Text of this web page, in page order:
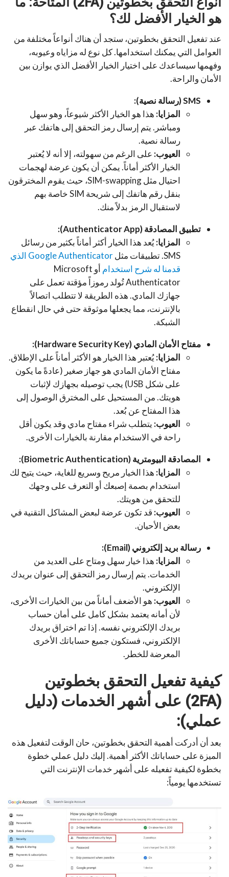
هو الخيار الأفضل لك؟
عند تفعيل التحقق بخطوتين، ستجد أن هناك أنواعاً مختلفة من
العوامل التي يمكنك استخدامها. كل نوع له مزاياه وعيوبه،
وفهمها سيساعدك على اختيار الخيار الأفضل الذي يوازن بين
الأمان والراحة.
SMS (رسالة نصية):
المزايا: هذا هو الخيار الأكثر شيوعاً، وهو سهل
ومباشر. يتم إرسال رمز التحقق إلى هاتفك عبر
رسالة نصية.
العيوب: على الرغم من سهولته، إلا أنه لا يُعتبر
الخيار الأكثر أماناً. يمكن أن يكون عرضة لهجمات
احتيال مثل SIM-swapping، حيث يقوم المخترقون
بنقل رقم هاتفك إلى شريحة SIM خاصة بهم
لاستقبال الرمز بدلاً منك.
تطبيق المصادقة (Authenticator App):
المزايا:يُعد هذا الخيار أكثر أماناً بكثير من رسائل
SMS. تطبيقات مثل
Google Authenticator الذي
قدمنا له شرح استخدام
أو Microsoft
Authenticator تُولد رموزاً مؤقتة تعمل على
جهازك المادي. هذه الطريقة لا تتطلب اتصالاً
بالإنترنت، مما يجعلها موثوقة حتى في حال انقطاع
الشبكة.
مفتاح الأمان المادي (Hardware Security Key):
المزايا:يُعتبر هذا الخيار هو الأكثر أماناً على الإطلاق.
مفتاح الأمان المادي هو جهاز صغير (عادةً ما يكون
على شكل USB) يجب توصيله بجهازك لإثبات
هويتك. من المستحيل على المخترق الوصول إلى
هذا المفتاح عن بُعد.
العيوب: يتطلب شراء مفتاح مادي وقد يكون أقل
راحة في الاستخدام مقارنة بالخيارات الأخرى.
المصادقة البيومترية (Biometric Authentication):
المزايا: هذا الخيار مريح وسريع للغاية، حيث يتيح لك
استخدام بصمة إصبعك أو التعرف على وجهك
للتحقق من هويتك.
العيوب: قد تكون عرضة لبعض المشاكل التقنية في
بعض الأحيان.
رسالة بريد إلكتروني (Email):
المزايا: هذا خيار سهل ومتاح على العديد من
الخدمات. يتم إرسال رمز التحقق إلى عنوان بريدك
الإلكتروني.
العيوب: هو الأضعف أماناً من بين الخيارات الأخرى،
لأن أمانه يعتمد بشكل كامل على أمان حساب
بريدك الإلكتروني نفسه. إذا تم اختراق بريدك
الإلكتروني، فستكون جميع حساباتك الأخرى
المعرضة للخطر.
كيفية تفعيل التحقق بخطوتين
(2FA) على أشهر الخدمات (دليل
عملي):
بعد أن أدركت أهمية التحقق بخطوتين، حان الوقت لتفعيل هذه
الميزة على حساباتك الأكثر أهمية. إليك دليل عملي خطوة
بخطوة لكيفية تفعيله على أشهر خدمات الإنترنت التي
تستخدمها يومياً: